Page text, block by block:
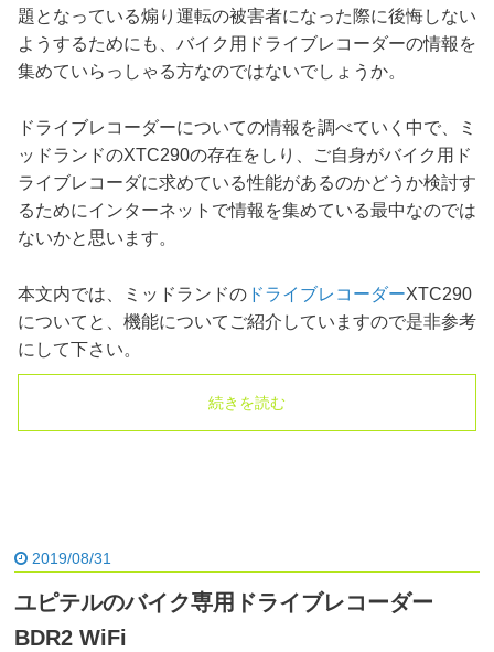
題となっている煽り運転の被害者になった際に後悔しない
ようするためにも、バイク用ドライブレコーダーの情報を
集めていらっしゃる方なのではないでしょうか。
ドライブレコーダーについての情報を調べていく中で、ミ
ッドランドのXTC290の存在をしり、ご自身がバイク用ド
ライブレコーダに求めている性能があるのかどうか検討す
るためにインターネットで情報を集めている最中なのでは
ないかと思います。
本文内では、ミッドランドの ドライブレコーダーXTC290
についてと、機能についてご紹介していますので是非参考
にして下さい。
続きを読む
2019/08/31
ユピテルのバイク専用ドライブレコーダー
BDR2 WiFi